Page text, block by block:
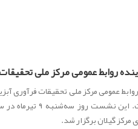
روابط عمومی مرکز ملی
عمومی مرکز ملی تحقیقات فرآوری
حضور یافت.
گیلان برگزار شد.